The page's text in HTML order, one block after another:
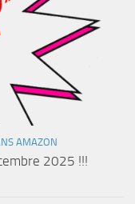
AMAZON
2025 !!!